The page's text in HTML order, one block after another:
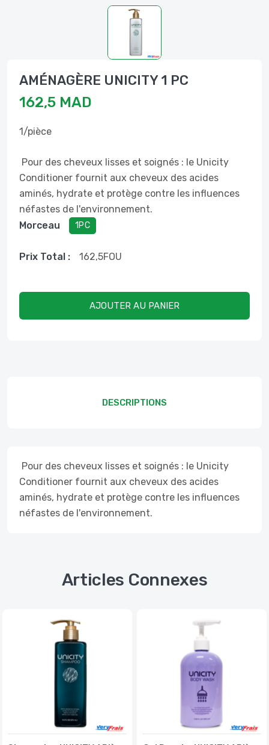
AMÉNAGÈRE UNICITY 1 PC
162,5 MAD
1/pièce
Pour des cheveux lisses et soignés : le Unicity
Conditioner fournit aux cheveux des acides
aminés, hydrate et protège contre les influences
néfastes de l'environnement.
Morceau
1PC
Prix ​​total : 162,5FOU
AJOUTER AU PANIER
DESCRIPTIONS
Pour des cheveux lisses et soignés : le Unicity
Conditioner fournit aux cheveux des acides
aminés, hydrate et protège contre les influences
néfastes de l'environnement.
Articles Connexes